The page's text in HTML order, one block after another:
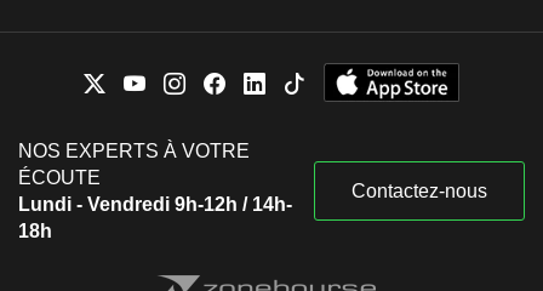
NOS EXPERTS À VOTRE
ÉCOUTE
Lundi - Vendredi 9h-12h / 14h-
18h
Contactez-nous